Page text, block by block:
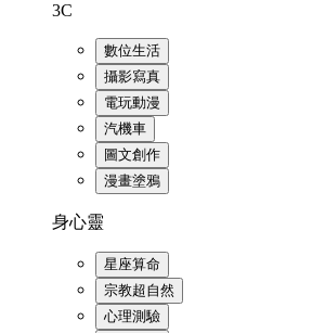
3C
數位生活
攝影寫真
電玩動漫
汽機車
圖文創作
漫畫塗鴉
身心靈
星座算命
宗教超自然
心理測驗